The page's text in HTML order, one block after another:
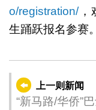
o/registration/，
生踊跃报名参赛。
上一则新闻
“新马路/华侨”